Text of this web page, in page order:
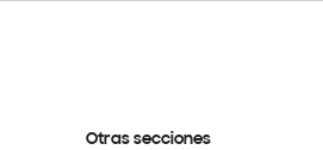
Otras secciones